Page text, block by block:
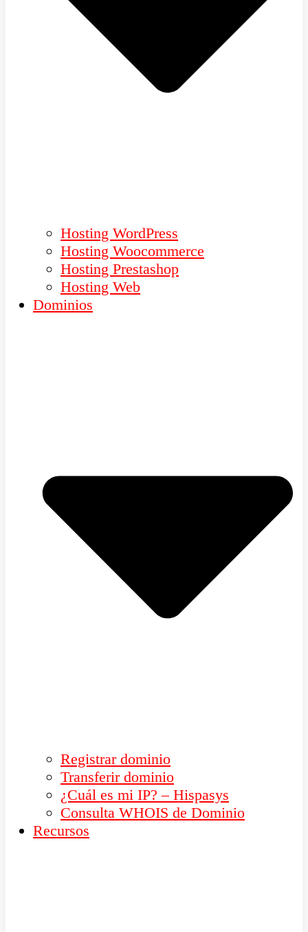
Hosting WordPress
Hosting Woocommerce
Hosting Prestashop
Hosting Web
Dominios
Registrar dominio
Transferir dominio
¿Cuál es mi IP? – Hispasys
Consulta WHOIS de Dominio
Recursos